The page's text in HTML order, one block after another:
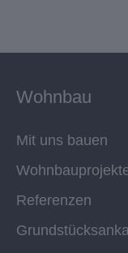
Wohnbau
Mit uns bauen
Referenzen